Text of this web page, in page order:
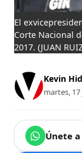
El
Corte Nacional
2017. (JUAN
Kevin
martes,
Únete